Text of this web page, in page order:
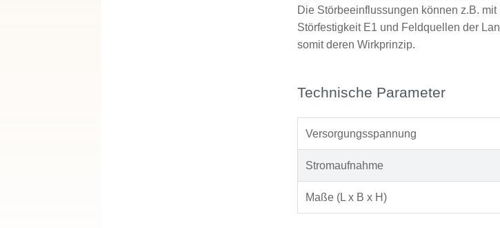
Die Störbeeinflussungen können z.B.
Störfestigkeit E1 und Feldquellen der
somit deren Wirkprinzip.
Technische Parameter
Versorgungsspannung
Stromaufnahme
Maße (L x B x H)